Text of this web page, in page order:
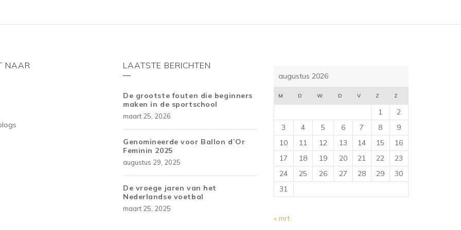
NAAR LAATSTE BERICHTEN
De grootste fouten die beginners
maken in de sportschool
maart 25, 2026
Genomineerde voor Ballon d’Or
Feminin 2025
augustus 29, 2025
De vroege jaren van het
Nederlandse voetbal
maart 25, 2025
augustus 2026
M D W D V Z Z
1
2
3
4 5 6 7 8
9
10
11 12 13 14 15
16
17
18 19 20 21 22
23
24
25 26 27 28 29
30
31
« mrt